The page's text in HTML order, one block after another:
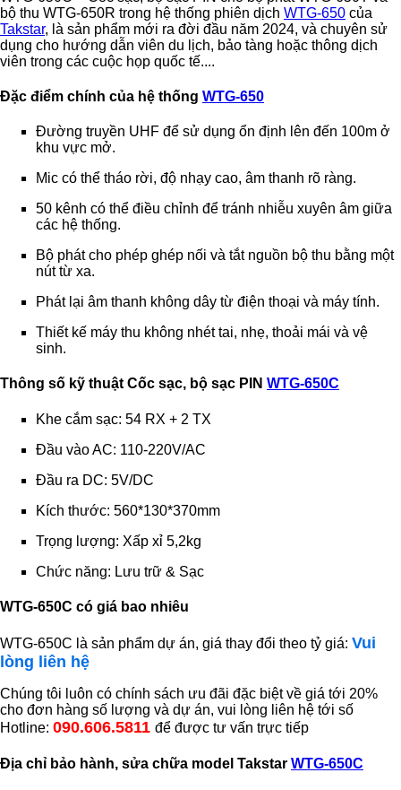
bộ thu WTG-650R trong hệ thống phiên dịch WTG-650 của
Takstar, là sản phẩm mới ra đời đầu năm 2024, và chuyên sử
dụng cho hướng dẫn viên du lịch, bảo tàng hoặc thông dịch
viên trong các cuộc họp quốc tế....
Đặc điểm chính của hệ thống WTG-650
Đường truyền UHF để sử dụng ổn định lên đến 100m ở
khu vực mở.
Mic có thể tháo rời, độ nhạy cao, âm thanh rõ ràng.
50 kênh có thể điều chỉnh để tránh nhiễu xuyên âm giữa
các hệ thống.
Bộ phát cho phép ghép nối và tắt nguồn bộ thu bằng một
nút từ xa.
Phát lại âm thanh không dây từ điện thoại và máy tính.
Thiết kế máy thu không nhét tai, nhẹ, thoải mái và vệ
sinh.
Thông số kỹ thuật Cốc sạc, bộ sạc PIN WTG-650C
Khe cắm sạc: 54 RX + 2 TX
Đầu vào AC: 110-220V/AC
Đầu ra DC: 5V/DC
Kích thước: 560*130*370mm
Trọng lượng: Xấp xỉ 5,2kg
Chức năng: Lưu trữ & Sạc
WTG-650C có giá bao nhiêu
WTG-650C là sản phẩm dự án, giá thay đổi theo tỷ giá: Vui
lòng liên hệ
Chúng tôi luôn có chính sách ưu đãi đặc biệt về giá tới 20%
cho đơn hàng số lượng và dự án, vui lòng liên hệ tới số
Hotline: 090.606.5811 để được tư vấn trực tiếp
Địa chỉ bảo hành, sửa chữa model Takstar WTG-650C